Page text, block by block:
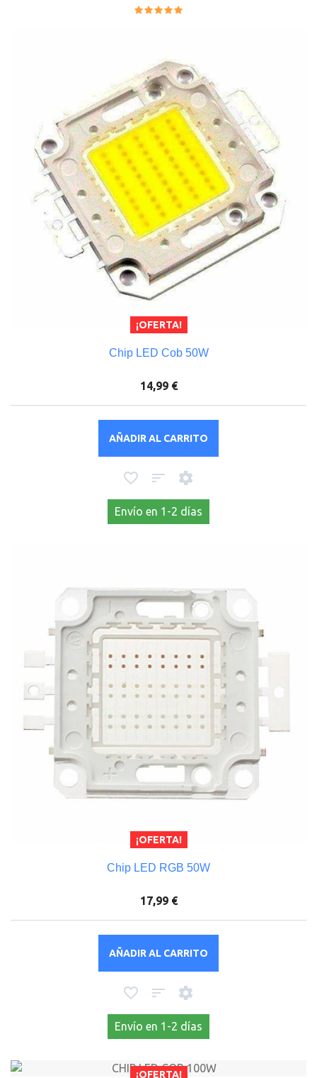
¡OFERTA!
Chip LED Cob 50W
14,99 €
AÑADIR AL CARRITO
Envío en 1-2 días
¡OFERTA!
Chip LED RGB 50W
17,99 €
AÑADIR AL CARRITO
Envío en 1-2 días
¡OFERTA!